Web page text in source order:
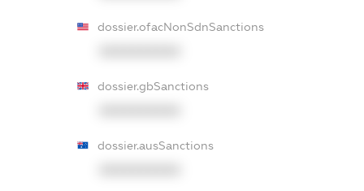
dossier.ofacNonSdnSanctions
dossier.gbSanctions
dossier.ausSanctions